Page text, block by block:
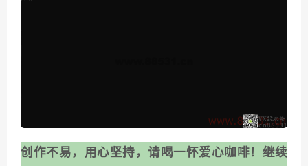
创作不易，用心坚持，请喝一怀爱心咖啡！继续